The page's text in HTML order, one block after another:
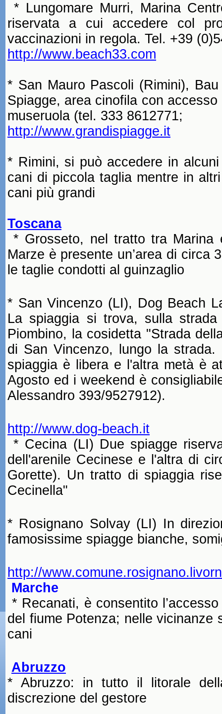
* Lungomare Murri, Marina
riservata a cui accedere col
vaccinazioni in regola. Tel. +39
http://www.beach33.com
* San Mauro Pascoli (Rimini),
Spiagge, area cinofila con
museruola (tel. 333 8612771;
http://www.grandispiagge.it
* Rimini, si può accedere in
cani di piccola taglia mentre in
cani più grandi
Toscana
* Grosseto, nel tratto tra Marina
Marze è presente un’area di circa
le taglie condotti al guinzaglio
* San Vincenzo (LI), Dog Beach
La spiaggia si trova, sulla
Piombino, la cosidetta "Strada
di San Vincenzo, lungo la
spiaggia è libera e l'altra metà è
Agosto ed i weekend è
Alessandro 393/9527912).
http://www.dog-beach.it
* Cecina (LI) Due spiagge
dell'arenile Cecinese e l'altra di
Gorette). Un tratto di spiaggia
Cecinella"
* Rosignano Solvay (LI) In
famosissime spiagge bianche,
http://
Marche
* Recanati, è consentito
del fiume Potenza; nelle vicinanze
cani
Abruzzo
* Abruzzo: in tutto il litorale
discrezione del gestore